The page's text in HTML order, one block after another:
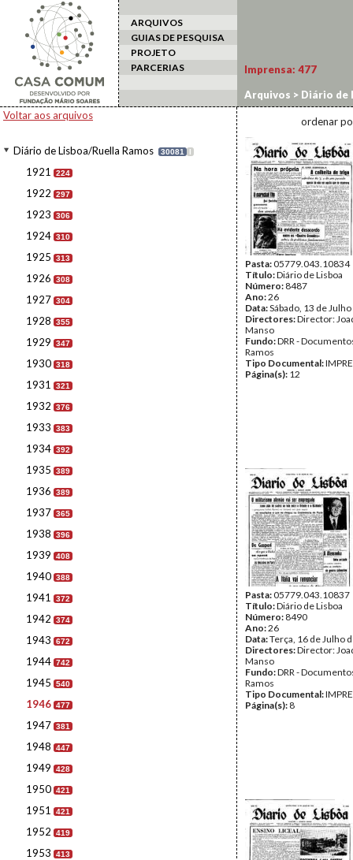
ARQUIVOS
GUIAS DE PESQUISA
PROJETO
PARCERIAS
Voltar aos arquivos
Diário de Lisboa/Ruella Ramos 30081 I
1921 224
1922 297
1923 306
1924 310
1925 313
1926 308
1927 304
1928 355
1929 347
1930 318
1931 321
1932 376
1933 383
1934 392
1935 389
1936 389
1937 365
1938 396
1939 408
1940 388
1941 372
1942 374
1943 672
1944 742
1945 540
1946 477
1947 381
1948 447
1949 428
1950 421
1951 421
1952 419
1953 413
Imprensa: 477
Arquivos > Diário de
ordenar
Pasta:05779.043.10834
Título:Diário de Lisboa
Número: 8487
Ano:26
Data:Sábado, 13 de
Directores:Director:
Manso
Fundo:DRR -
Ramos
Tipo Documental:
Página(s): 12
Pasta:05779.043.10837
Título:Diário de Lisboa
Número: 8490
Ano:26
Data:Terça, 16 de Julho
Directores:Director:
Manso
Fundo:DRR -
Ramos
Tipo Documental:
Página(s): 8